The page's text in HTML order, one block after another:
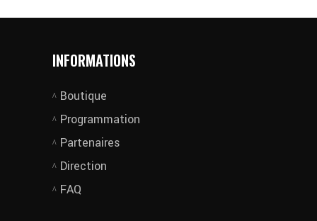
INFORMATIONS
Boutique
Programmation
Partenaires
Direction
FAQ